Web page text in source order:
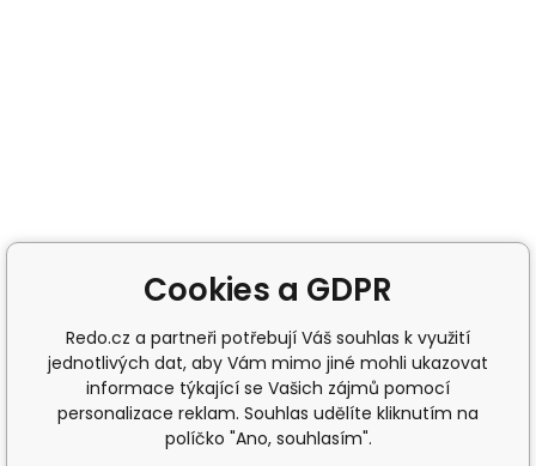
Cookies a GDPR
Redo.cz a partneři potřebují Váš souhlas k využití
jednotlivých dat, aby Vám mimo jiné mohli ukazovat
informace týkající se Vašich zájmů pomocí
personalizace reklam. Souhlas udělíte kliknutím na
políčko "Ano, souhlasím".